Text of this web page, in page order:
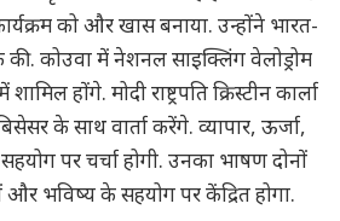
को और खास बनाया. उन्होंने भारत-
की. कोउवा में नेशनल साइक्लिंग वेलोड्रोम
होंगे. मोदी राष्ट्रपति क्रिस्टीन कार्ला
के साथ वार्ता करेंगे. व्यापार, ऊर्जा,
सहयोग पर चर्चा होगी. उनका भाषण दोनों
और भविष्य के सहयोग पर केंद्रित होगा.